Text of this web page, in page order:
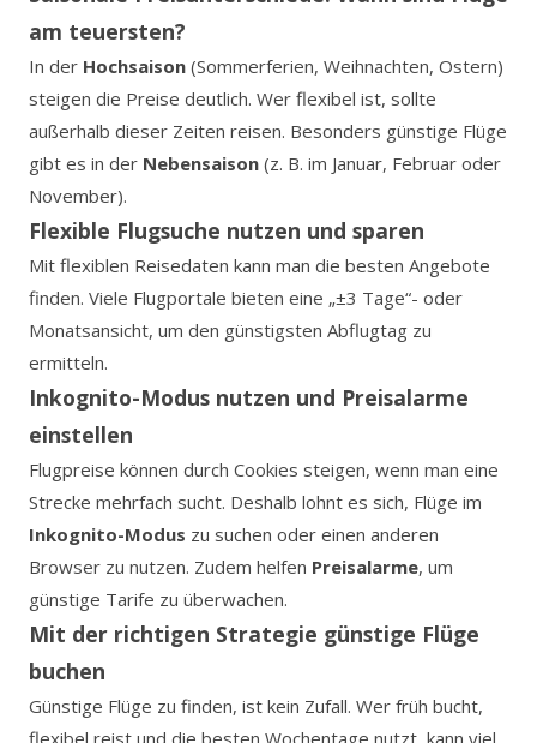
am teuersten?
In der Hochsaison (Sommerferien, Weihnachten, Ostern)
steigen die Preise deutlich. Wer flexibel ist, sollte
außerhalb dieser Zeiten reisen. Besonders günstige Flüge
gibt es in der Nebensaison (z. B. im Januar, Februar oder
November).
Flexible Flugsuche nutzen und sparen
Mit flexiblen Reisedaten kann man die besten Angebote
finden. Viele Flugportale bieten eine „±3 Tage“- oder
Monatsansicht, um den günstigsten Abflugtag zu
ermitteln.
Inkognito-Modus nutzen und Preisalarme
einstellen
Flugpreise können durch Cookies steigen, wenn man eine
Strecke mehrfach sucht. Deshalb lohnt es sich, Flüge im
Inkognito-Modus zu suchen oder einen anderen
Browser zu nutzen. Zudem helfen Preisalarme, um
günstige Tarife zu überwachen.
Mit der richtigen Strategie günstige Flüge
buchen
Günstige Flüge zu finden, ist kein Zufall. Wer früh bucht,
flexibel reist und die besten Wochentage nutzt, kann viel